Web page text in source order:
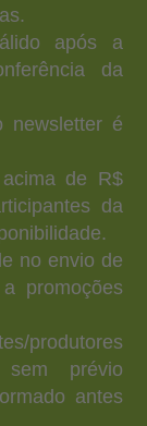
após a
da
newsletter é
de R$
da
no envio de
promoções
produtores
prévio
antes